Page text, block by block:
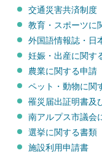
交通災害共済制度
教育・スポーツに
外国語情報誌・日
妊娠・出産に関す
農業に関する申請
ペット・動物に関
罹災届出証明書及
南アルプス市議会
選挙に関する書類
施設利用申請書